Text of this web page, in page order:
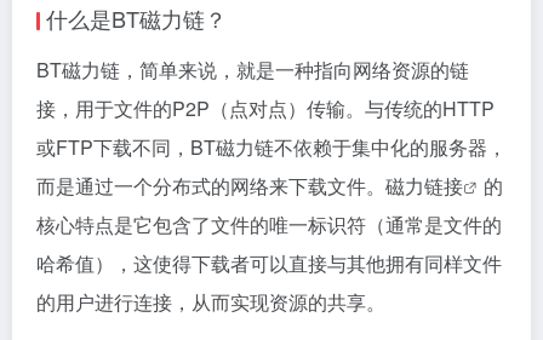
什么是BT磁力链？
BT磁力链，简单来说，就是一种指向网络资源的链
接，用于文件的P2P（点对点）传输。与传统的HTTP
或FTP下载不同，BT磁力链不依赖于集中化的服务器，
而是通过一个分布式的网络来下载文件。 磁力链接
的
核心特点是它包含了文件的唯一标识符（通常是文件的
哈希值），这使得下载者可以直接与其他拥有同样文件
的用户进行连接，从而实现资源的共享。